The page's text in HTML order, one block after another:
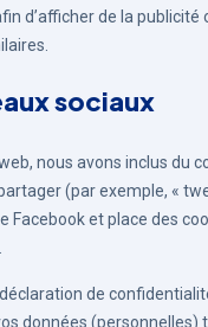
d’afficher de la
sociaux
nous avons inclus du
(par exemple, «
Facebook et place des
de
données